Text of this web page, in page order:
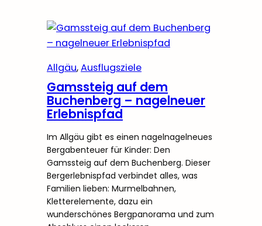
Allgäu, Ausflugsziele
Gamssteig auf dem
Buchenberg – nagelneuer
Erlebnispfad
Im Allgäu gibt es einen nagelnagelneues
Bergabenteuer für Kinder: Den
Gamssteig auf dem Buchenberg. Dieser
Bergerlebnispfad verbindet alles, was
Familien lieben: Murmelbahnen,
Kletterelemente, dazu ein
wunderschönes Bergpanorama und zum